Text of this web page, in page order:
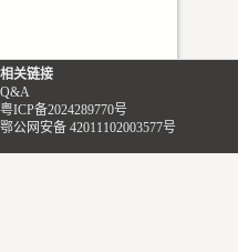
相关链接
Q&A
粤ICP备2024289770号
鄂公网安备 42011102003577号